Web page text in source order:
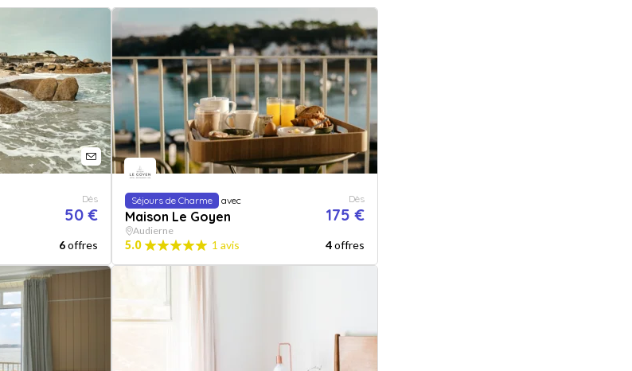
Dès
50 €
6offres
Séjours de Charme avec
Maison Le Goyen
Dès
175 €
Audierne
5.0 1 avis 4offres